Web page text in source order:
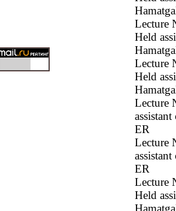
Lecture
Held
Lecture
Held
Lecture
ER
Lecture
ER
Lecture
Held